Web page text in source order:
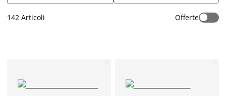
142 Articoli Offerte